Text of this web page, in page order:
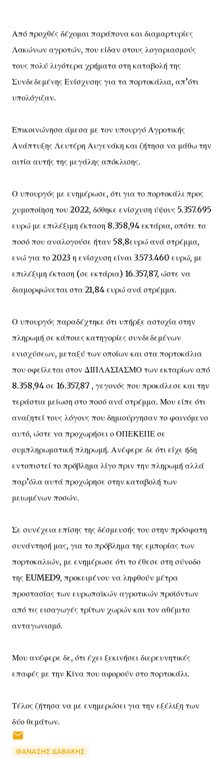
Από προχθές δέχομαι παράπονα και διαμαρτυρίες
Λακώνων αγροτών, που είδαν στους λογαριασμούς
τους πολύ λιγότερα χρήματα στη καταβολή της
Συνδεδεμένης Ενίσχυσης για τα πορτοκάλια, απ’ότι
υπολόγιζαν.
Επικοινώνησα άμεσα με τον υπουργό Αγροτικής
Ανάπτυξης Λευτέρη Αυγενάκη και ζήτησα να μάθω την
αιτία αυτής της μεγάλης απόκλισης.
Ο υπουργός με ενημέρωσε, ότι για το πορτοκάλι προς
χυμοποίηση του 2022, δόθηκε ενίσχυση ύψους 5.357.695
ευρώ με επιλέξιμη έκταση 8.358,94 εκτάρια, οπότε το
ποσό που αναλογούσε ήταν 58,8ευρώ ανά στρέμμα,
ενώ για το 2023 η ενίσχυση είναι 3.573.460 ευρώ, με
επιλέξιμη έκταση (σε εκτάρια) 16.357,87, ώστε να
διαμορφώνεται στα 21,84 ευρώ ανά στρέμμα.
Ο υπουργός παραδέχτηκε ότι υπήρξε αστοχία στην
πληρωμή σε κάποιες κατηγορίες συνδεδεμένων
ενισχύσεων, μεταξύ των οποίων και στα πορτοκάλια
που οφείλεται στον ΔΙΠΛΑΣΙΑΣΜΟ των εκταρίων από
8.358,94 σε 16.357,87 , γεγονός που προκάλεσε και την
τεράστια μείωση στο ποσό ανά στρέμμα. Μου είπε ότι
αναζητεί τους λόγους που δημιούργησαν το φαινόμενο
αυτό, ώστε να προχωρήσει ο ΟΠΕΚΕΠΕ σε
συμπληρωματική πληρωμή. Ανέφερε δε ότι είχε ήδη
εντοπιστεί το πρόβλημα λίγο πριν την πληρωμή αλλά
παρ’όλα αυτά προχώρησε στην καταβολή των
μειωμένων ποσών.
Σε συνέχεια επίσης της δέσμευσής του στην πρόσφατη
συνάντησή μας, για το πρόβλημα της εμπορίας των
πορτοκαλιών, με ενημέρωσε ότι το έθεσε στη σύνοδο
της EUMED9, προκειμένου να ληφθούν μέτρα
προστασίας των ευρωπαϊκών αγροτικών προϊόντων
από τις εισαγωγές τρίτων χωρών και τον αθέμιτο
ανταγωνισμό.
Μου ανέφερε δε, ότι έχει ξεκινήσει διερευνητικές
επαφές με την Κίνα που αφορούν στο πορτοκάλι.
Τέλος ζήτησα να με ενημερώσει για την εξέλιξη των
δύο θεμάτων.
ΘΑΝΑΣΗΣ ΔΑΒΑΚΗΣ